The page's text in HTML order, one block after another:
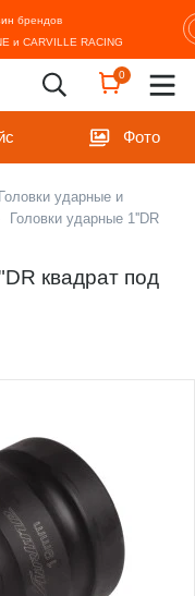
брендов
и CARVILLE RACING
0
Фото
Головки ударные и
Головки ударные 1''DR
квадрат под